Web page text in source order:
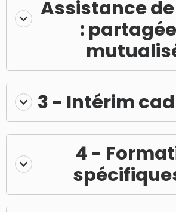
Assistance
:
3 - Intérim
4 -